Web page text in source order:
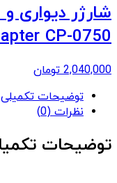
شارژر دیواری
CP-0750
2,040,000 تومان
توضیحات تکمیلی
نظرات (0)
توضیحات